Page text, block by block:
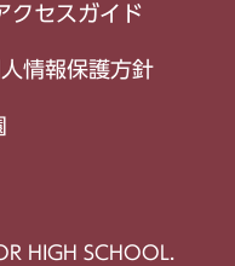
クセスガイド
情報保護方針
HIGH SCHOOL.